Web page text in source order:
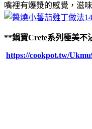
嘴裡有爆漿的感覺，滋
**鍋寶Crete系列極美不
https://cookpot.tw/